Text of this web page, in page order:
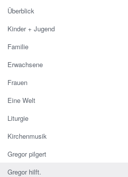
Überblick
Kinder + Jugend
Familie
Erwachsene
Frauen
Eine Welt
Liturgie
Kirchenmusik
Gregor pilgert
Gregor hilft.